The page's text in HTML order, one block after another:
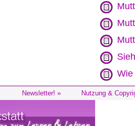
Wie
Newsletter! » Nutzung &